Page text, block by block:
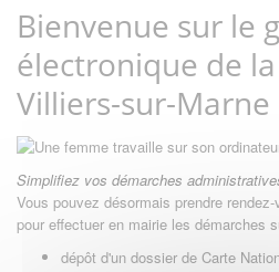
Bienvenue sur le
électronique de
Villiers-sur-Marne
Simplifiez vos démarches
Vous pouvez désormais prendre
pour effectuer en mairie les démarches
dépôt d'un dossier de Carte